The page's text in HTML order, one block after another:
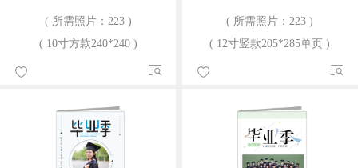
( 所需照片：223 )
( 10寸方款240*240 )
( 所需照片：223 )
( 12寸竖款205*285单页 )